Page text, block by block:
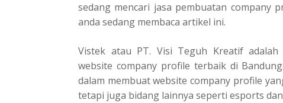
sedang mencari jasa pembuatan company
anda sedang membaca artikel ini.
Vistek atau PT. Visi Teguh Kreatif
website company profile terbaik di
dalam membuat website company profile
tetapi juga bidang lainnya seperti esports